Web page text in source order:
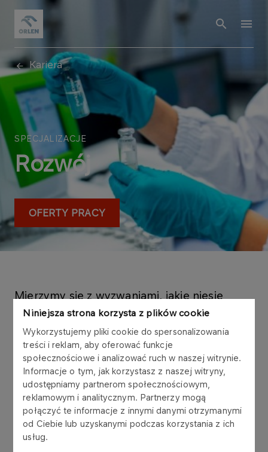
Niniejsza strona korzysta z plików cookie
Wykorzystujemy pliki cookie do spersonalizowania
treści i reklam, aby oferować funkcje
społecznościowe i analizować ruch w naszej witrynie.
Informacje o tym, jak korzystasz z naszej witryny,
udostępniamy partnerom społecznościowym,
reklamowym i analitycznym. Partnerzy mogą
połączyć te informacje z innymi danymi otrzymanymi
od Ciebie lub uzyskanymi podczas korzystania z ich
usług.
Kariera
SPECJALIZACJE
Rozwój
OFERTY PRACY
Mierzymy się z wyzwaniami, jakie niesie
jutro. Myślimy strategicznie i innowacyjnie.
Łączymy wiedzę biznesową, technologiczną i
projektową, aby napędzać przyszłość Grupy
ORLEN, działając na pograniczu biznesu i
nauki.
Poznaj nas